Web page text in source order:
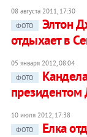
08 августа 2011, 17:30
ФОТО
Элтон
отдыхает в
05 января 2012, 08:04
ФОТО
президентом
10 июля 2012, 17:38
ФОТО
Елка